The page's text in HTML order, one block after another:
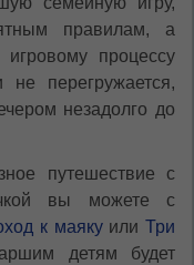
правилам, а
процессу
не перегружается,
незадолго до
путешествие с
вы можете с
к маякуили
Три
детям будет